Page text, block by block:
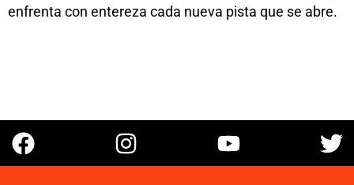
enfrenta con entereza cada nueva pista que se abre.